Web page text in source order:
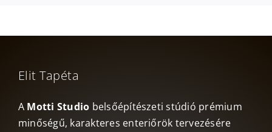
Elit Tapéta
A Motti Studio belsőépítészeti stúdió prémium
minőségű, karakteres enteriőrök tervezésére